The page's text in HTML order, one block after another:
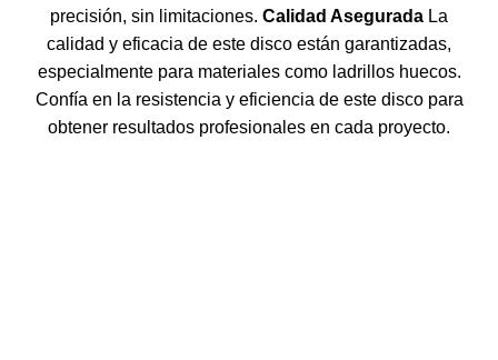
precisión, sin limitaciones. Calidad Asegurada La
calidad y eficacia de este disco están garantizadas,
especialmente para materiales como ladrillos huecos.
Confía en la resistencia y eficiencia de este disco para
obtener resultados profesionales en cada proyecto.